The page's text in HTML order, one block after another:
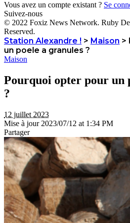
Vous avez un compte existant ? Se
Suivez-nous
© 2022 Foxiz News Network. Ruby
Reserved.
Station Alexandre ! > Maison >
un poele a granules ?
Maison
Pourquoi opter pour un
?
12 juillet 2023
Mise à jour 2023/07/12 at 1:34 PM
Partager